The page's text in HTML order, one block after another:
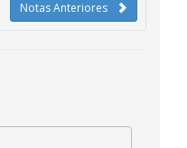
Notas Anteriores